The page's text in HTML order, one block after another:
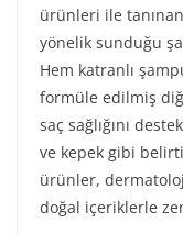
ürünleri ile
yönelik sunduğu
Hem katranlı
formüle edilmiş
saç sağlığını
ve kepek gibi
ürünler,
doğal içeriklerle